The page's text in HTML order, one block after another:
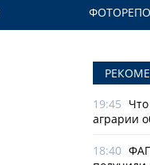
19:45
аграрии
18:40